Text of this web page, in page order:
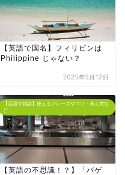
【英語で国名】フィリピンは
Philippine じゃない？
2025年5月12日
【英語で雑談】使えるフレーズやコツ・考え方な
ど
【英語の不思議！？】「バゲ